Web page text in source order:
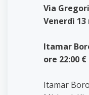
Via
Venerdì 13
Itamar
ore 22:00
Itamar